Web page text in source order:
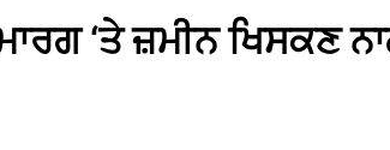
‘ਤੇ ਜ਼ਮੀਨ ਖਿਸਕਣ